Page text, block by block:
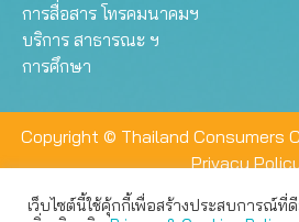
การสื่อสาร โทรคมนาคมฯ
บริการ สาธารณะ ฯ
การศึกษา
Copyright © Thailand Consumers
Privacy
เว็บไซต์นี้ใช้คุ้กกี้เพื่อสร้างประสบการณ์
เว็บไซต์นี้ใช้คุกกี้เพื่อมอบประสบการณ์ก